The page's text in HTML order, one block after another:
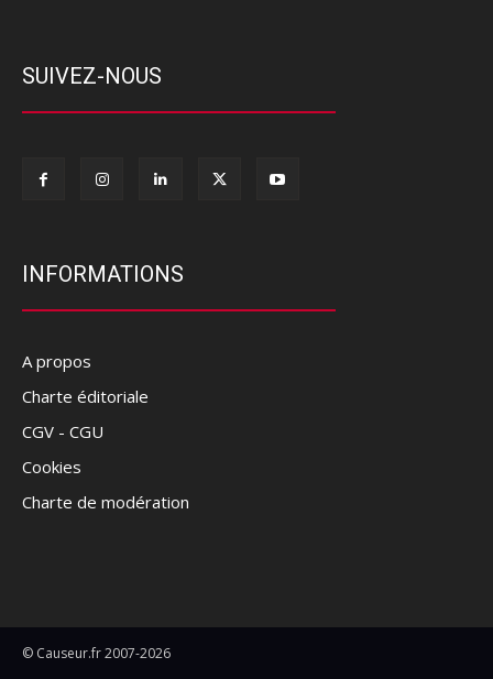
SUIVEZ-NOUS
INFORMATIONS
A propos
Charte éditoriale
CGV - CGU
Cookies
Charte de modération
© Causeur.fr 2007-2026